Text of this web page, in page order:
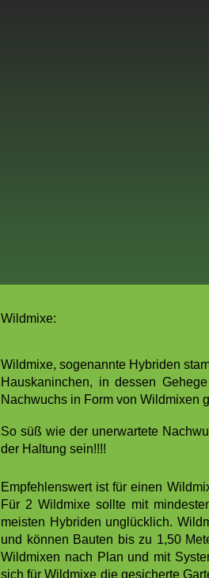
Wildmixe:
Wildmixe, sogenannte Hybriden
Hauskaninchen, in dessen
Nachwuchs in Form von Wildmixen
So süß wie der unerwartete
der Haltung sein!!!!
Empfehlenswert ist für einen
Für 2 Wildmixe sollte mit
meisten Hybriden unglücklich.
und können Bauten bis zu 1,50
Wildmixen nach Plan und mit
sich für Wildmixe die gesicherte